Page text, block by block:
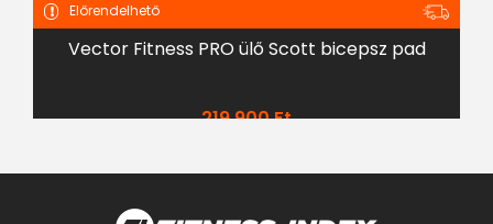
Előrendelhető
Vector Fitness PRO ülő Scott bicepsz pad
219 900Ft